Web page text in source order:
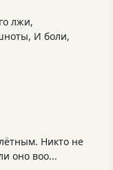
лжи,
И боли,
Никто не
оно воо...